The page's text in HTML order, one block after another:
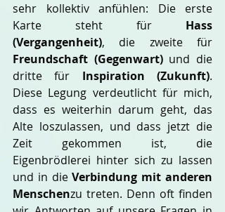
sehr kollektiv anfühlen: Die erste
Karte steht für Hass
(Vergangenheit)
Freundschaft (Gegenwart) und die
dritte für Inspiration (Zukunft).
Diese Legung verdeutlicht für mich,
dass es weiterhin darum geht, das
Alte loszulassen, und dass jetzt die
Zeit gekommen ist, die
Eigenbrödlerei hinter sich zu lassen
und in die Verbindung mit anderen
Menschenzu treten. Denn oft finden